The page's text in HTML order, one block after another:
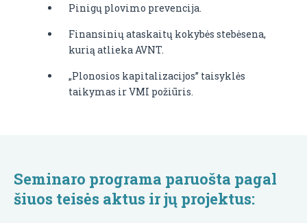
Pinigų plovimo prevencija.
Finansinių ataskaitų kokybės stebėsena,
kurią atlieka AVNT.
„Plonosios kapitalizacijos” taisyklės
taikymas ir VMI požiūris.
Seminaro programa paruošta pagal
šiuos teisės aktus ir jų projektus: